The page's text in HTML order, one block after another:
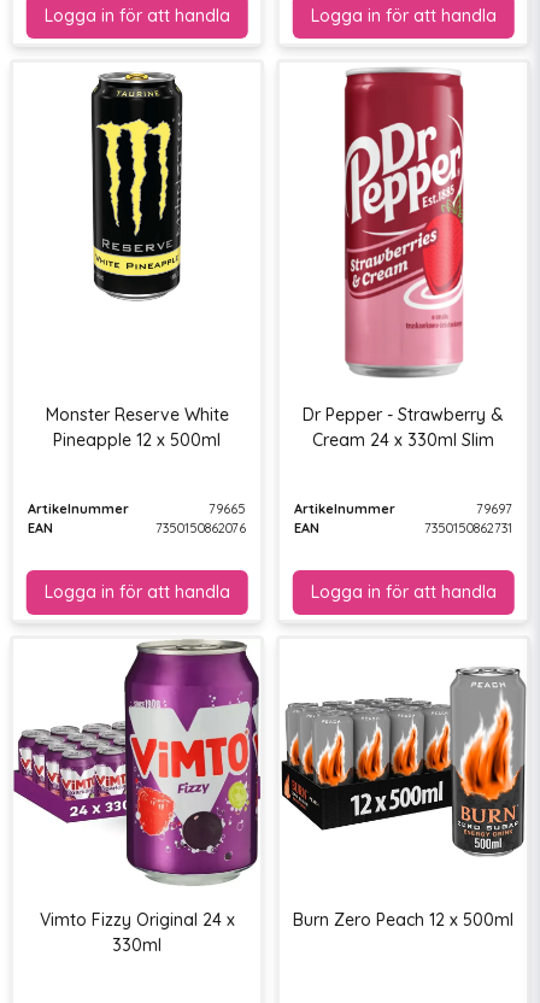
Monster Reserve White
Pineapple 12 x 500ml
Artikelnummer
79665
EAN
7350150862076
Dr Pepper - Strawberry &
Cream 24 x 330ml Slim
Artikelnummer
79697
EAN
7350150862731
Vimto Fizzy Original 24 x
330ml
Burn Zero Peach 12 x 500ml